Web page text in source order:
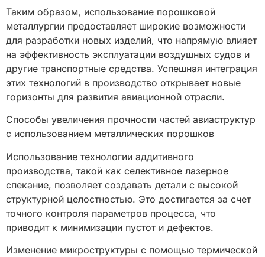
Таким образом, использование порошковой
металлургии предоставляет широкие возможности
для разработки новых изделий, что напрямую влияет
на эффективность эксплуатации воздушных судов и
другие транспортные средства. Успешная интеграция
этих технологий в производство открывает новые
горизонты для развития авиационной отрасли.
Способы увеличения прочности частей авиаструктур
с использованием металлических порошков
Использование технологии аддитивного
производства, такой как селективное лазерное
спекание, позволяет создавать детали с высокой
структурной целостностью. Это достигается за счет
точного контроля параметров процесса, что
приводит к минимизации пустот и дефектов.
Изменение микроструктуры с помощью термической